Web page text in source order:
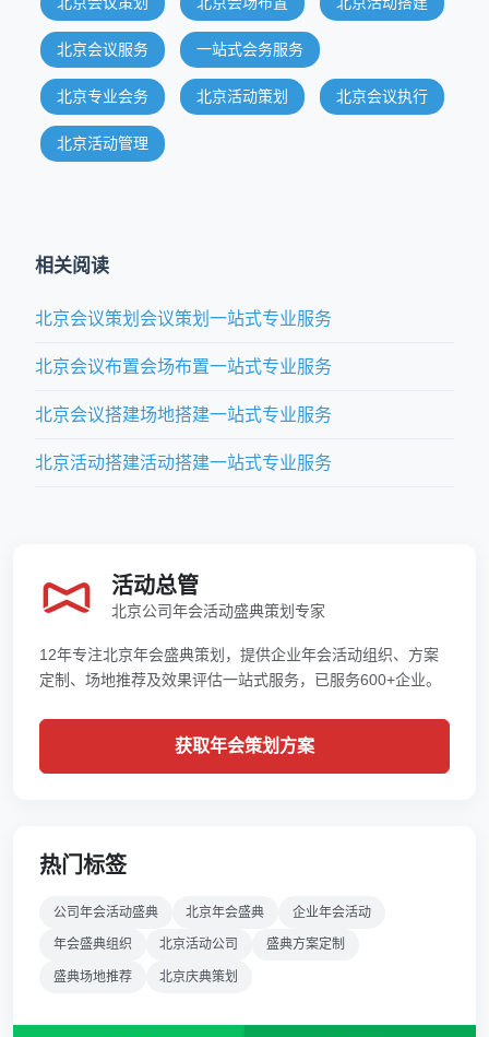
北京会议服务 一站式会务服务
北京专业会务 北京活动策划 北京会议执行
北京活动管理
相关阅读
北京会议策划会议策划一站式专业服务
北京会议布置会场布置一站式专业服务
北京会议搭建场地搭建一站式专业服务
北京活动搭建活动搭建一站式专业服务
活动总管
北京公司年会活动盛典策划专家
12年专注北京年会盛典策划，提供企业年会活动组织、方案
定制、场地推荐及效果评估一站式服务，已服务600+企业。
获取年会策划方案
热门标签
公司年会活动盛典 北京年会盛典 企业年会活动
年会盛典组织 北京活动公司 盛典方案定制
盛典场地推荐 北京庆典策划